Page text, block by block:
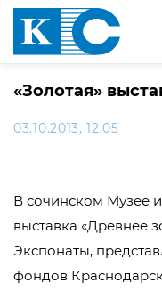
«Золотая»
03.10.2013, 12:05
В сочинском Музее
выставка «Древнее
Экспонаты,
фондов